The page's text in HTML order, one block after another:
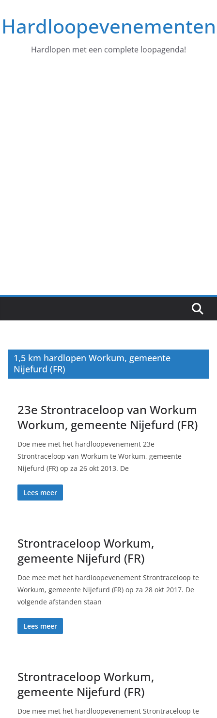
naar
deHardloopevenementen
Hardlopen met een complete loopagenda!
1,5 km hardlopen Workum, gemeente
Nijefurd (FR)
23e Strontraceloop van Workum
Workum, gemeente Nijefurd (FR)
Doe mee met het hardloopevenement 23e
Strontraceloop van Workum te Workum, gemeente
Nijefurd (FR) op za 26 okt 2013. De
Lees meer
Strontraceloop Workum,
gemeente Nijefurd (FR)
Doe mee met het hardloopevenement Strontraceloop te
Workum, gemeente Nijefurd (FR) op za 28 okt 2017. De
volgende afstanden staan
Lees meer
Strontraceloop Workum,
gemeente Nijefurd (FR)
Doe mee met het hardloopevenement Strontraceloop te